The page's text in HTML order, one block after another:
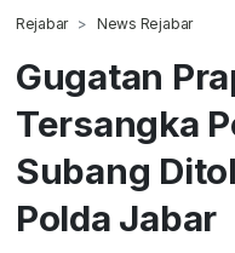
Rejabar News Rejabar
Gugatan
Tersangka
Subang
Polda Jabar